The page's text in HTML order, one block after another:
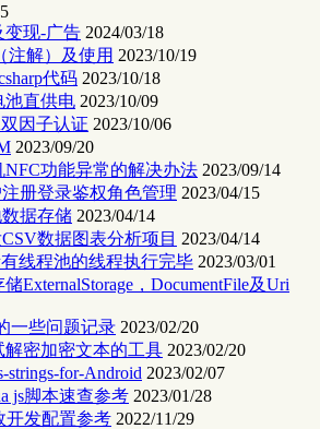
变现-广告 2024/03/18
注解）及使用 2023/10/19
代码 2023/10/18
池直供电 2023/10/09
因子认证 2023/10/06
2023/09/20
NFC功能异常的解决办法 2023/09/14
册登录鉴权角色管理 2023/04/15
据存储 2023/04/14
数据图表分析项目 2023/04/14
线程池的线程执行完毕 2023/03/01
ExternalStorage，DocumentFile及Uri
一些问题记录 2023/02/20
密加密文本的工具 2023/02/20
for-Android 2023/02/07
js脚本速查参考 2023/01/28
开发配置参考 2022/11/29